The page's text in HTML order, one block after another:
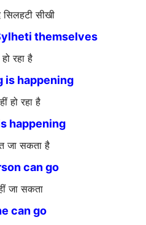
सीखी
themselves
रहा है
is happening
हो रहा है
happening
जा सकता है
can go
जा सकता
can go